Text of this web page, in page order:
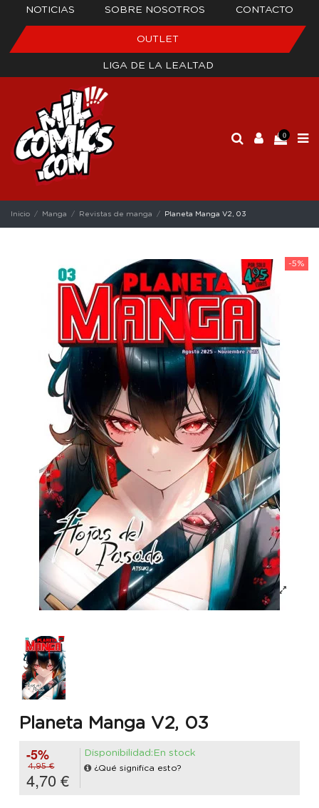
NOTICIAS SOBRE NOSOTROS CONTACTO
OUTLET
LIGA DE LA LEALTAD
0
Inicio Manga Revistas de manga Planeta Manga V2, 03
-5%
Planeta Manga V2, 03
-5%
4,95 €
4,70 €
Disponibilidad:En stock
¿Qué significa esto?